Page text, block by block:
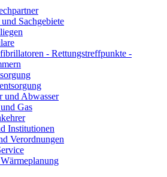
Sachgebiete
- Rettungstreffpunkte -
und Abwasser
Gas
Institutionen
Verordnungen